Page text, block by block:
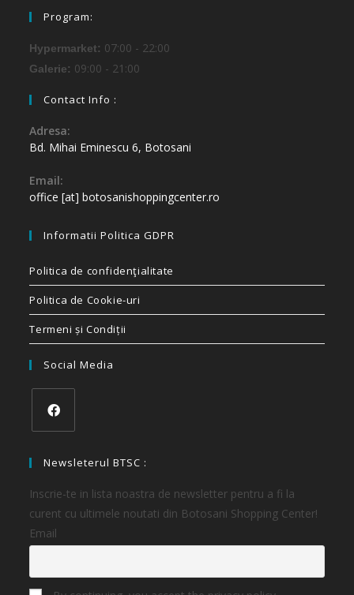
Program:
Hypermarket: 07:00 - 22:00
Galerie: 09:00 - 21:00
Contact Info :
Adresa:
Bd. Mihai Eminescu 6, Botosani
Email:
office [at] botosanishoppingcenter.ro
Informatii Politica GDPR
Politica de confidenţialitate
Politica de Cookie-uri
Termeni și Condiții
Social Media
Newsleterul BTSC :
Inscrie-te in lista noastra de newsletter pentru a fi la
curent cu ultimele noutati din Botosani Shopping Center!
Email